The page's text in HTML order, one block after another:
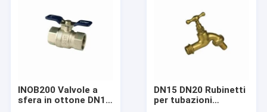
INOB200 Valvole a
sfera in ottone DN15
DN15 DN20 Rubinetti
per tubazioni